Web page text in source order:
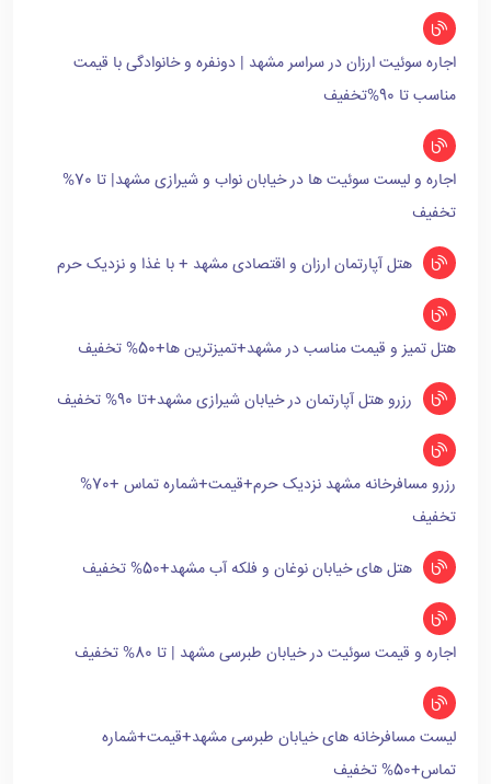
اجاره سوئیت ارزان در سراسر مشهد | دونفره و خانوادگی با قیمت
مناسب تا 90%تخفیف
اجاره و لیست سوئیت ها در خیابان نواب و شیرازی مشهد| تا 70%
تخفیف
هتل آپارتمان ارزان و اقتصادی مشهد + با غذا و نزدیک حرم
هتل تمیز و قیمت مناسب در مشهد+تمیزترین ها+50% تخفیف
رزرو هتل آپارتمان در خیابان شیرازی مشهد+تا 90% تخفیف
رزرو مسافرخانه مشهد نزدیک حرم+قیمت+شماره تماس +70%
تخفیف
هتل های خیابان نوغان و فلکه آب مشهد+50% تخفیف
اجاره و قیمت سوئیت در خیابان طبرسی مشهد | تا 80% تخفیف
لیست مسافرخانه های خیابان طبرسی مشهد+قیمت+شماره
تماس+50% تخفیف